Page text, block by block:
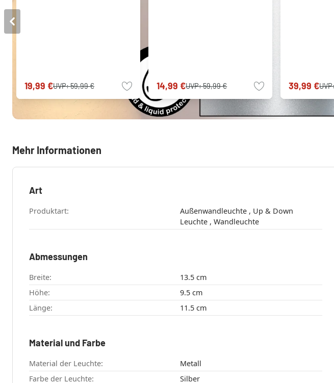
19,99 €UVP:59,99 € 14,99 €UVP:59,99 € 39,99 €
Mehr Informationen
Art
Produktart:
Außenwandleuchte , Up & Down
Leuchte , Wandleuchte
Abmessungen
Breite:
13.5 cm
Höhe:
9.5 cm
Länge:
11.5 cm
Material und Farbe
Material der Leuchte:
Metall
Farbe der Leuchte:
Silber